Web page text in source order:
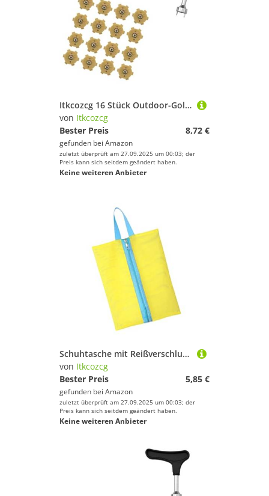
Itkcozcg 16 Stück Outdoor-Golfschuh-Spikes, Ersatz-Nieten, rutschfeste Spikes, schnelle Drehung, Stollen, Golfschuhe, Zubehör, schneller Ersatz, Golfschuh-Zubehör
von Itkcozcg
Bester Preis
8,72 €
gefunden bei Amazon
zuletzt überprüft am 27.09.2025 um 00:03; der
Preis kann sich seitdem geändert haben.
Keine weiteren Anbieter
Schuhtasche mit Reißverschluss – tragbare Sneaker-Aufbewahrung für Reisen, Fitnessstudio, Outdoor-Aktivitäten, staubdicht, Schuh-Aufbewahrungstasche, Organizer, wasserdicht, Gelber und blauer Gürtel
von Itkcozcg
Bester Preis
5,85 €
gefunden bei Amazon
zuletzt überprüft am 27.09.2025 um 00:03; der
Preis kann sich seitdem geändert haben.
Keine weiteren Anbieter